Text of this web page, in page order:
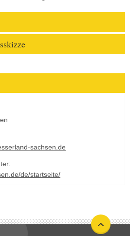
sachsen.de
de/startseite/